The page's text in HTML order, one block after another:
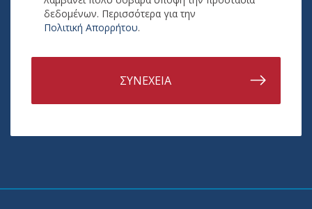
δεδομένων. Περισσότερα για την
Πολιτική Απορρήτου.
ΣΥΝΕΧΕΙΑ